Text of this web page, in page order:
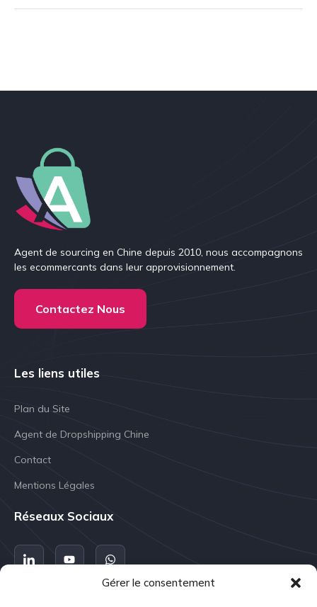
Gérer le consentement
Agent de sourcing en Chine depuis 2010, nous accompagnons
les ecommercants dans leur approvisionnement.
Contactez Nous
Les liens utiles
Plan du Site
Agent de Dropshipping Chine
Contact
Mentions Légales
Réseaux Sociaux